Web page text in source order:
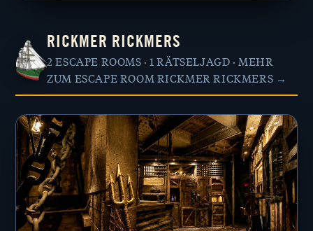
RICKMER RICKMERS
2 ESCAPE ROOMS · 1 RÄTSELJAGD · MEHR
ZUM ESCAPE ROOM RICKMER RICKMERS →